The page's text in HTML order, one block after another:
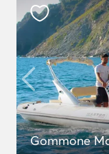
Gommone